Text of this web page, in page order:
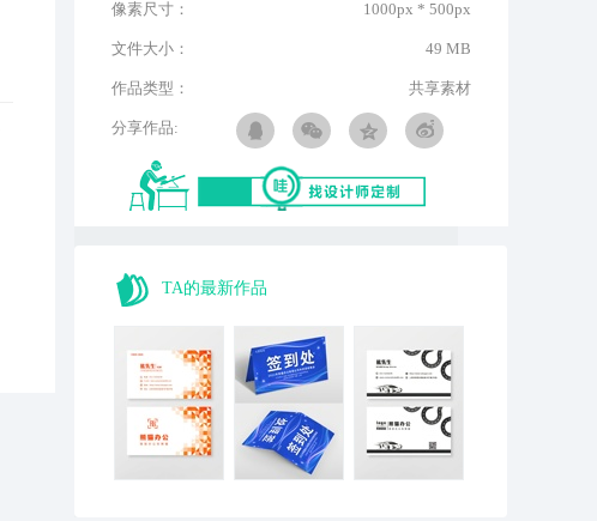
像素尺寸： 1000px * 500px
文件大小： 49 MB
作品类型： 共享素材
分享作品:
TA的最新作品